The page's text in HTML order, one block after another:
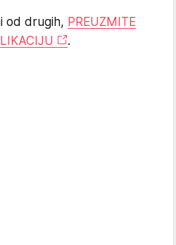
od drugih, PREUZMITE
.